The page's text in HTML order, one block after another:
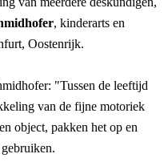
, kinderarts en
Oostenrijk.
"Tussen de leeftijd
van de fijne motoriek
object, pakken het op en